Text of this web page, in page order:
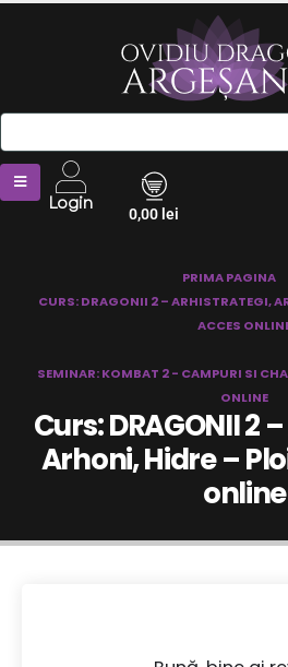
Login 0,00 lei
PRIMA PAGINA
CURS: DRAGONII 2 – ARHISTRATEGI,
ACCES
SEMINAR: KOMBAT 2 - CAMPURI SI
ONLINE
Curs: DRAGONII 2
Arhoni, Hidre –
online